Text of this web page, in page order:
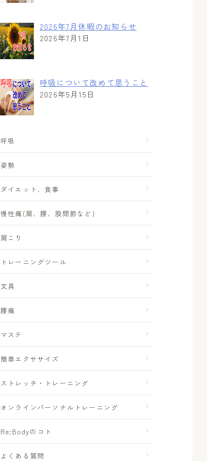
2026年7月休暇のお知らせ
2026年7月1日
呼吸について改めて思うこと
2026年5月15日
呼吸
姿勢
ダイエット、食事
慢性痛(肩、腰、股間節など)
肩こり
トレーニングツール
文具
腰痛
マステ
簡単エクササイズ
ストレッチ・トレーニング
オンラインパーソナルトレーニング
Re:Bodyのコト
よくある質問